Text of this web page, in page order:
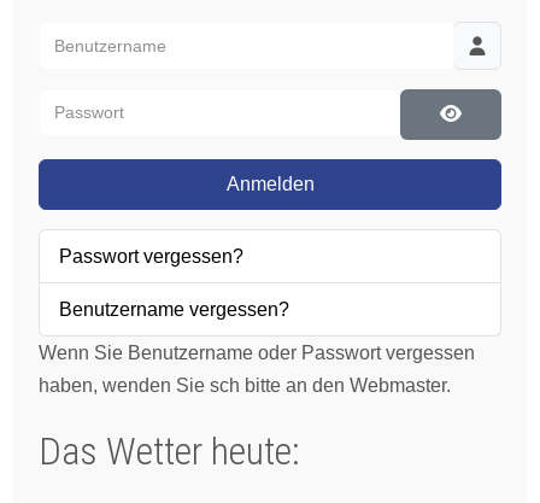
Benutzername
Passwort
Passwort
Anmelden
Passwort vergessen?
Benutzername vergessen?
Wenn Sie Benutzername oder Passwort vergessen
haben, wenden Sie sch bitte an den Webmaster.
Das Wetter heute: